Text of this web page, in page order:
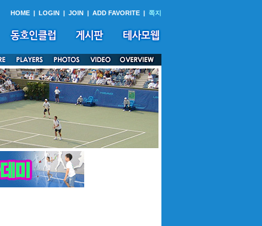
HOME | LOGIN | JOIN | ADD FAVORITE | 쪽지